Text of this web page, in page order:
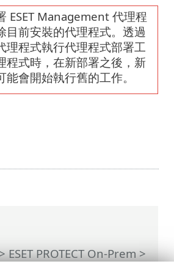
ESET PROTECT On-Prem>
ESET Management 代理程
目前安裝的代理程式。透過
理程式執行代理程式部署工
程式時，在新部署之後，新
能會開始執行舊的工作。